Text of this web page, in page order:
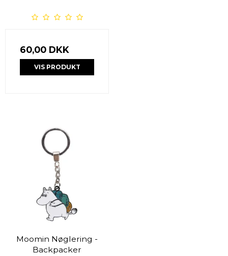
60,00 DKK
VIS PRODUKT
Moomin Nøglering -
Backpacker